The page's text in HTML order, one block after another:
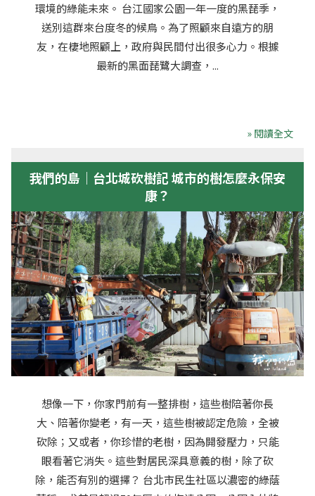
環境的綠能未來。 台江國家公園一年一度的黑琵季，
送別這群來台度冬的候鳥。為了照顧來自遠方的朋
友，在棲地照顧上，政府與民間付出很多心力。根據
最新的黑面琵鷺大調查，...
» 閱讀全文
我們的島｜台北城砍樹記 城市的樹怎麼永保安
康？
想像一下，你家門前有一整排樹，這些樹陪著你長
大、陪著你變老，有一天，這些樹被認定危險，全被
砍除；又或者，你珍惜的老樹，因為開發壓力，只能
眼看著它消失。這些對居民深具意義的樹，除了砍
除，能否有別的選擇？ 台北市民生社區以濃密的綠蔭